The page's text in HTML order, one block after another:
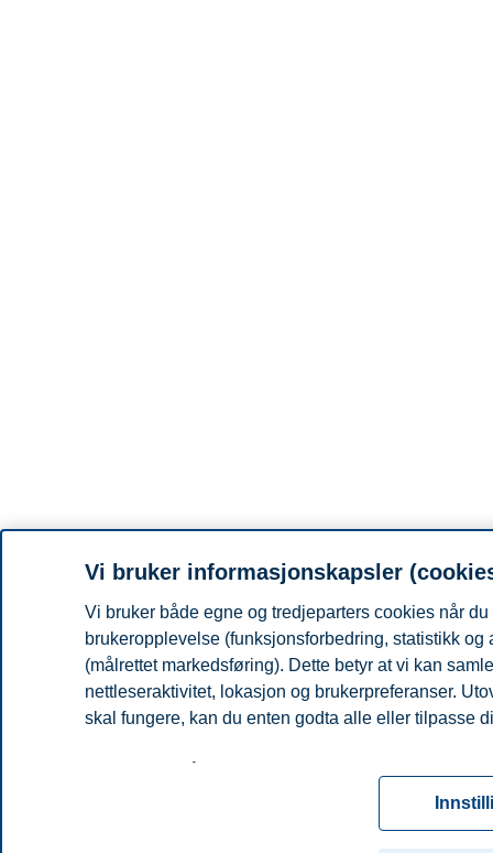
Vi bruker informasjonskapsler
Vi bruker både egne og tredjeparters cookies når
brukeropplevelse (funksjonsforbedring, statistikk
(målrettet markedsføring). Dette betyr at vi kan
nettleseraktivitet, lokasjon og brukerpreferanser.
skal fungere, kan du enten godta alle eller tilpasse
for informasjonskapsler. Du kan når som helst
ved å klikke på «Cookies» nederst på nettsiden vår.